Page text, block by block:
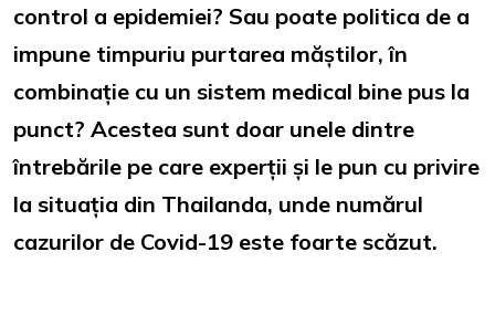
control a epidemiei? Sau poate politica de a
impune timpuriu purtarea măștilor, în
combinație cu un sistem medical bine pus la
punct? Acestea sunt doar unele dintre
întrebările pe care experții și le pun cu privire
la situația din Thailanda, unde numărul
cazurilor de Covid-19 este foarte scăzut.